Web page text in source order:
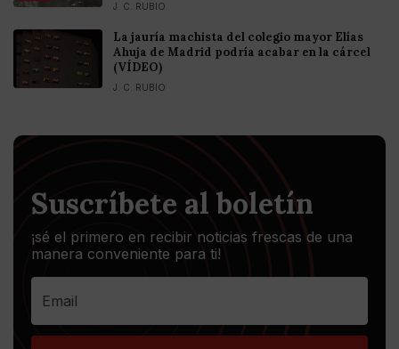
J. C. RUBIO
La jauría machista del colegio mayor Elías
Ahuja de Madrid podría acabar en la cárcel
(VÍDEO)
J. C. RUBIO
Suscríbete al boletín
¡sé el primero en recibir noticias frescas de una
manera conveniente para ti!